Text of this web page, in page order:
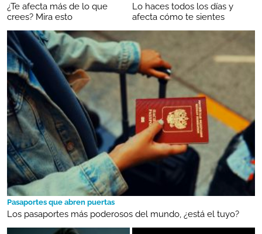
¿Te afecta más de lo que
crees? Mira esto
Lo haces todos los días y
afecta cómo te sientes
Pasaportes que abren puertas
Los pasaportes más poderosos del mundo, ¿está el tuyo?